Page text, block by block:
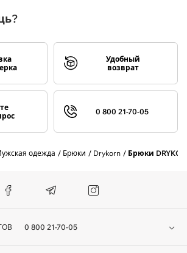
Удобный
возврат
0 800 21-70-05
одежда Брюки Drykorn Брюки
0 800 21-70-05